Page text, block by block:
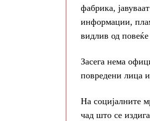
фабрика,
информации,
видлив од
Засега нема
повредени лица
На социјалните
чад што се